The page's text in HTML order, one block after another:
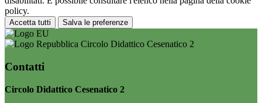
policy.
Accetta tutti Salva le preferenze
Circolo Didattico Cesenatico 2
Contatti
Circolo Didattico Cesenatico 2